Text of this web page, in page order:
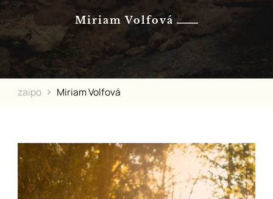
Miriam Volfová
zaipo Miriam Volfová